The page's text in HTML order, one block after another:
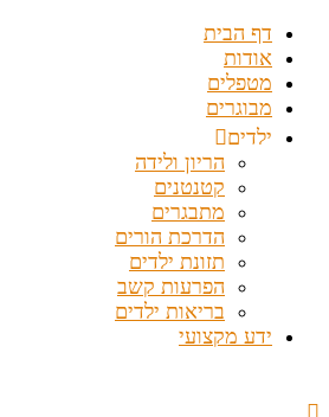
דף הבית
אודות
מטפלים
מבוגרים
ילדים
הריון ולידה
קטנטנים
מתבגרים
הדרכת הורים
תזונת ילדים
הפרעות קשב
בריאות ילדים
ידע מקצועי